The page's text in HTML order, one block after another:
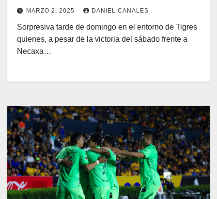
MARZO 2, 2025 DANIEL CANALES
Sorpresiva tarde de domingo en el entorno de Tigres
quienes, a pesar de la victoria del sábado frente a
Necaxa…